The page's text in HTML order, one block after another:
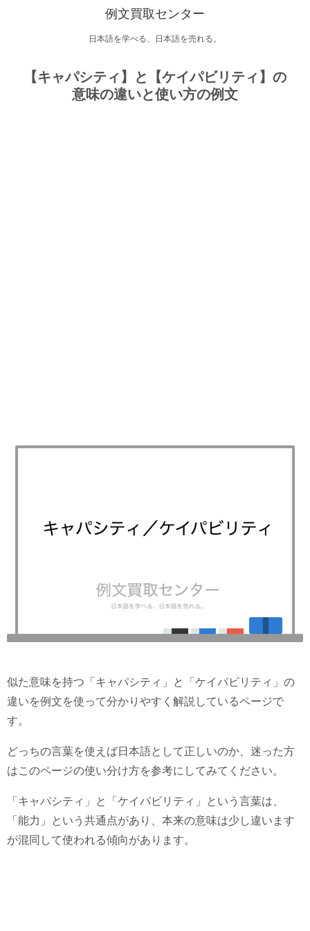
例文買取センター
日本語を学べる、日本語を売れる。
【キャパシティ】と【ケイパビリティ】の
意味の違いと使い方の例文
似た意味を持つ「キャパシティ」と「ケイパビリティ」の
違いを例文を使って分かりやすく解説しているページで
す。
どっちの言葉を使えば日本語として正しいのか、迷った方
はこのページの使い分け方を参考にしてみてください。
「キャパシティ」と「ケイパビリティ」という言葉は、
「能力」という共通点があり、本来の意味は少し違います
が混同して使われる傾向があります。